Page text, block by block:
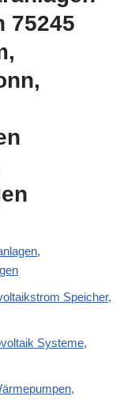
75245
Speicher,
Systeme,